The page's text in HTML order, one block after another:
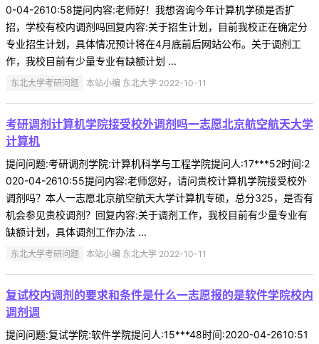
0-04-2610:58提问内容:老师好！我想咨询今年计算机学硕是否扩
招，学校有校内调剂吗回复内容:关于招生计划，目前我校正在确定分
专业招生计划，具体情况预计将在4月底前后网站公布。关于调剂工
作，我校目前有少量专业有缺额计划 ...
东北大学考研问题 本站小编 东北大学 2022-10-11
考研调剂计算机学院接受校外调剂吗一志愿北京航空航天大学
计算机
提问问题:考研调剂学院:计算机科学与工程学院提问人:17***52时间:2
020-04-2610:55提问内容:老师您好，请问贵校计算机学院接受校外
调剂吗？本人一志愿北京航空航天大学计算机专硕，总分325，是否有
机会参见贵校调剂？回复内容:关于调剂工作，我校目前有少量专业有
缺额计划，具体调剂工作办法 ...
东北大学考研问题 本站小编 东北大学 2022-10-11
复试校内调剂的要求和条件是什么一志愿报的是软件学院校内
调剂调
提问问题:复试学院:软件学院提问人:15***48时间:2020-04-2610:51